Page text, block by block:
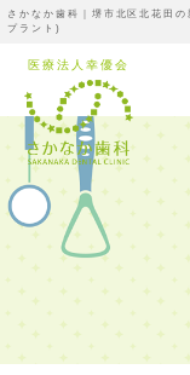
さかなか歯科｜堺市北区北花田
プラント)